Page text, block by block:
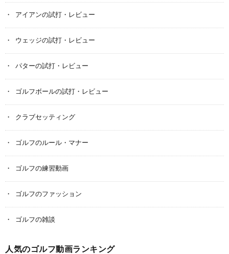
アイアンの試打・レビュー
ウェッジの試打・レビュー
パターの試打・レビュー
ゴルフボールの試打・レビュー
クラブセッティング
ゴルフのルール・マナー
ゴルフの練習動画
ゴルフのファッション
ゴルフの雑談
人気のゴルフ動画ランキング